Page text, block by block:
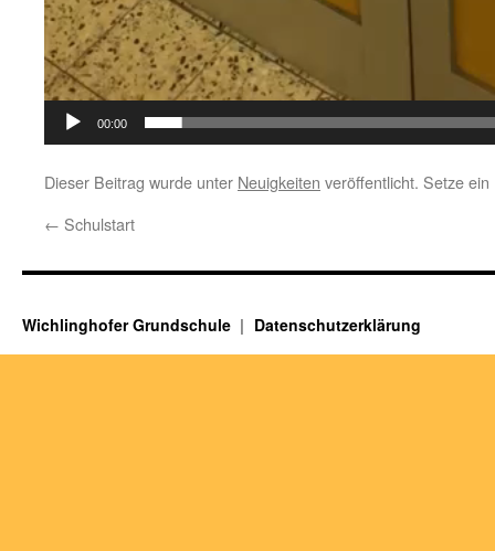
00:00
Dieser Beitrag wurde unter Neuigkeiten veröffentlicht. Setze
← Schulstart
Wichlinghofer Grundschule Datenschutzerklärung